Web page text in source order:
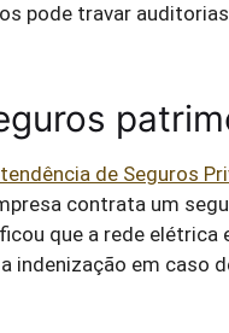
pode travar
de Seguros
contrata um
que a rede
indenização em caso